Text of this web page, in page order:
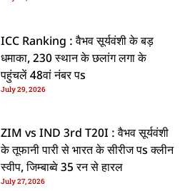
ICC Ranking : वैभव सूर्यवंशी के बड़
धमाका, 230 स्थान के छलांग लगा के
पहुंचलें 48वां नंबर पs
July 29, 2026
ZIM vs IND 3rd T20I : वैभव सूर्यवंशी
के तूफानी पारी से भारत के सीरीज पs क्लीन
स्वीप, जिम्बाब्वे 35 रन से हारल
July 27, 2026